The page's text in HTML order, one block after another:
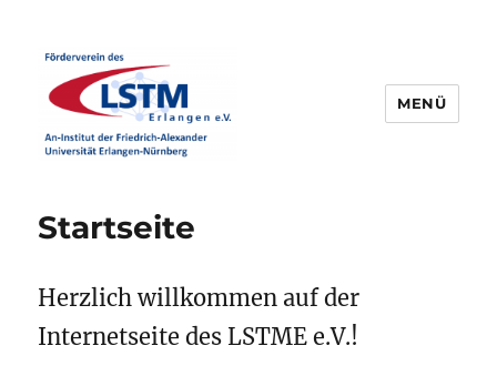
MENÜ
Startseite
Herzlich willkommen auf der
Internetseite des LSTME e.V.!